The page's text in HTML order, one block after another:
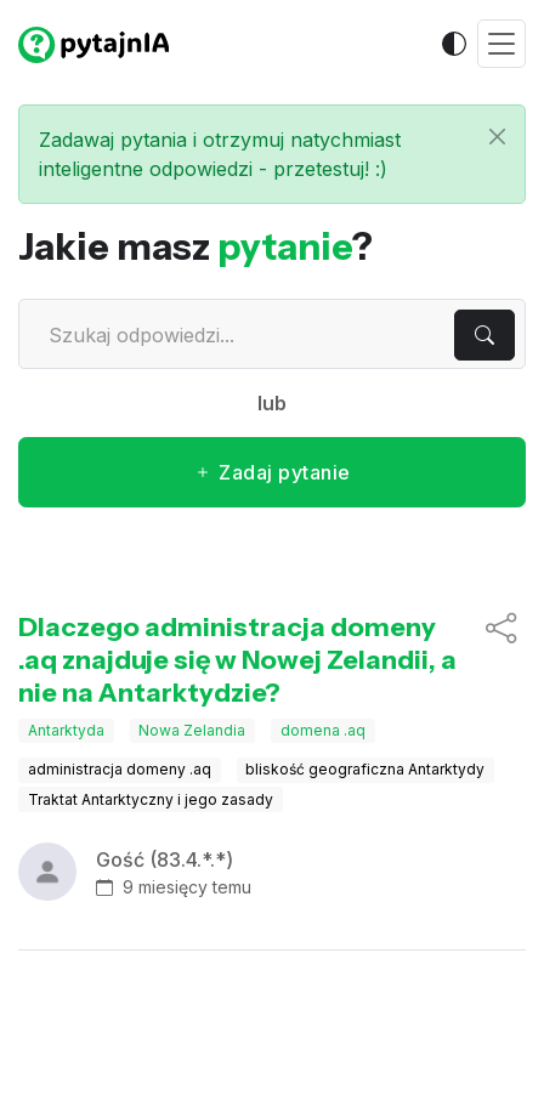
Zadawaj pytania i otrzymuj natychmiast
inteligentne odpowiedzi - przetestuj! :)
Jakie masz pytanie?
lub
Zadaj pytanie
Dlaczego administracja domeny
.aq znajduje się w Nowej Zelandii, a
nie na Antarktydzie?
Antarktyda Nowa Zelandia domena .aq
administracja domeny .aq
bliskość geograficzna Antarktydy
Traktat Antarktyczny i jego zasady
Gość (83.4.*.*)
9 miesięcy temu